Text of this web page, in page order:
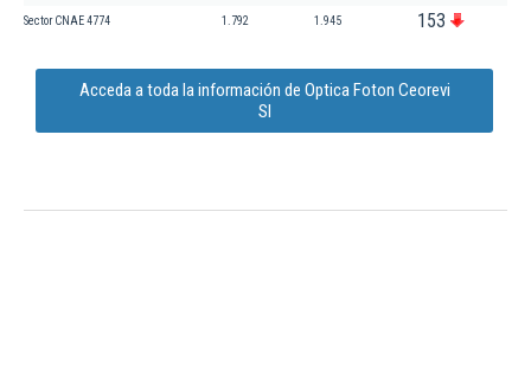
Sector CNAE 4774 1.792 1.945 153
Acceda a toda la información de Optica Foton Ceorevi
Sl